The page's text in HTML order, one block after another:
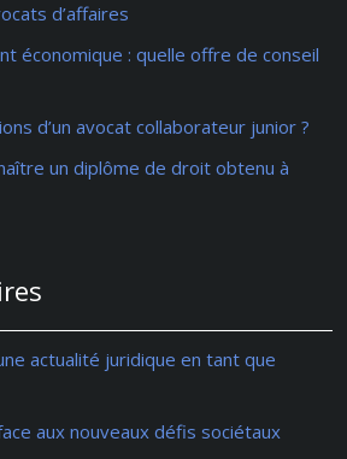
d’affaires
économique : quelle offre de conseil
d’un avocat collaborateur junior ?
un diplôme de droit obtenu à
actualité juridique en tant que
aux nouveaux défis sociétaux